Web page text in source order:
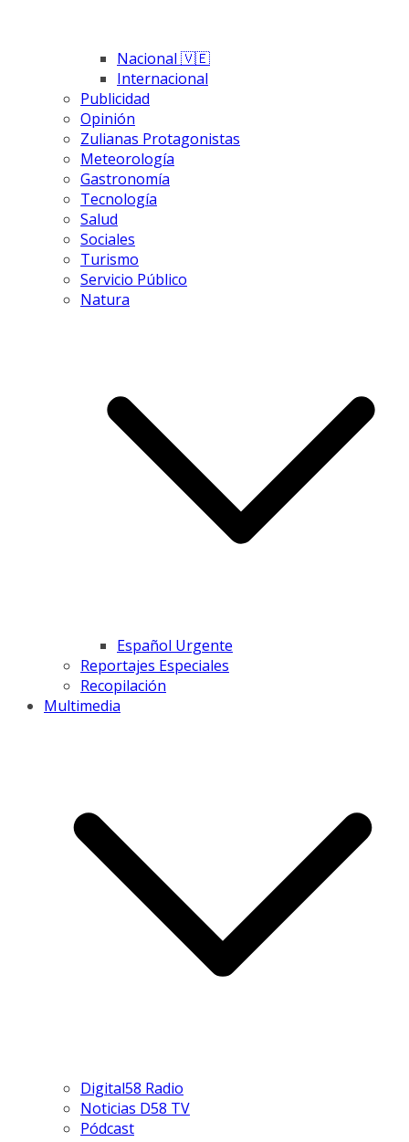
Nacional 🇻🇪
Internacional
Publicidad
Opinión
Zulianas Protagonistas
Meteorología
Gastronomía
Tecnología
Salud
Sociales
Turismo
Servicio Público
Natura
Español Urgente
Reportajes Especiales
Recopilación
Multimedia
Digital58 Radio
Noticias D58 TV
Pódcast